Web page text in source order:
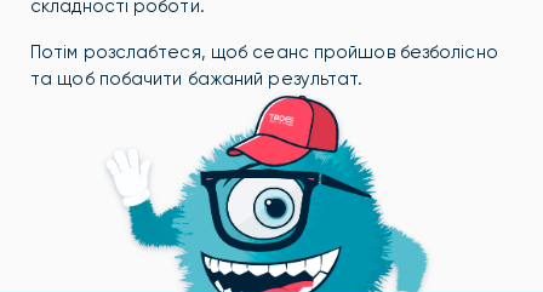
складності роботи.
Потім розслабтеся, щоб сеанс пройшов безболісно
та щоб побачити бажаний результат.